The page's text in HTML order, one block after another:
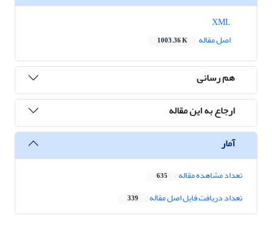
اصل مقاله
1003.36 K
هم رسانی
ارجاع به این مقاله
آمار
تعداد مشاهده مقاله 635
تعداد دریافت فایل اصل مقاله 339